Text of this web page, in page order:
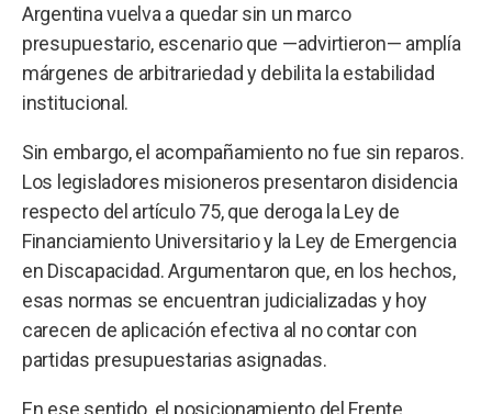
Argentina vuelva a quedar sin un marco
presupuestario, escenario que —advirtieron— amplía
márgenes de arbitrariedad y debilita la estabilidad
institucional.
Sin embargo, el acompañamiento no fue sin reparos.
Los legisladores misioneros presentaron disidencia
respecto del artículo 75, que deroga la Ley de
Financiamiento Universitario y la Ley de Emergencia
en Discapacidad. Argumentaron que, en los hechos,
esas normas se encuentran judicializadas y hoy
carecen de aplicación efectiva al no contar con
partidas presupuestarias asignadas.
En ese sentido, el posicionamiento del Frente